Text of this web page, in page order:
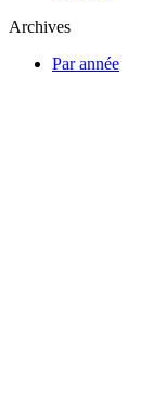
Archives
Par année